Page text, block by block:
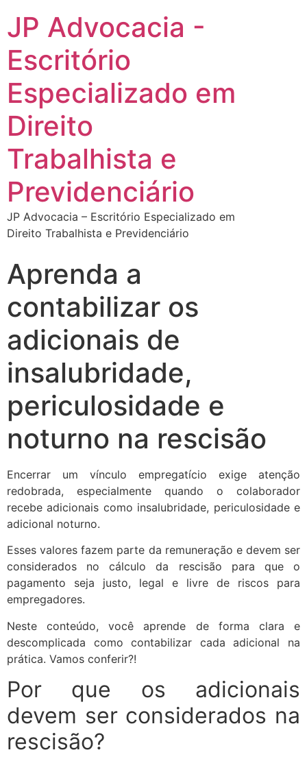
JP Advocacia -
Escritório
Especializado em
Direito
Trabalhista e
Previdenciário
JP Advocacia – Escritório Especializado em
Direito Trabalhista e Previdenciário
Aprenda a
contabilizar os
adicionais de
insalubridade,
periculosidade e
noturno na rescisão
Encerrar um vínculo empregatício exige atenção
redobrada, especialmente quando o colaborador
recebe adicionais como insalubridade, periculosidade e
adicional noturno.
Esses valores fazem parte da remuneração e devem ser
considerados no cálculo da rescisão para que o
pagamento seja justo, legal e livre de riscos para
empregadores.
Neste conteúdo, você aprende de forma clara e
descomplicada como contabilizar cada adicional na
prática. Vamos conferir?!
Por que os adicionais
devem ser considerados na
rescisão?